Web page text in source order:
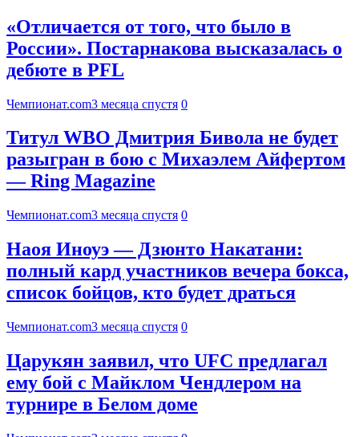
«Отличается от того, что было в
России». Постарнакова высказалась о
дебюте в PFL
Чемпионат.com3 месяца спустя 0
Титул WBO Дмитрия Бивола не будет
разыгран в бою с Михаэлем Айфертом
— Ring Magazine
Чемпионат.com3 месяца спустя 0
Наоя Иноуэ — Дзюнто Накатани:
полный кард участников вечера бокса,
список бойцов, кто будет драться
Чемпионат.com3 месяца спустя 0
Царукян заявил, что UFC предлагал
ему бой с Майклом Чендлером на
турнире в Белом доме